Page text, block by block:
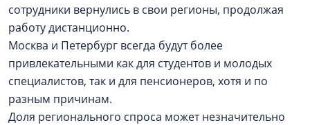
сотрудники вернулись в свои регионы, продолжая
работу дистанционно.
Москва и Петербург всегда будут более
привлекательными как для студентов и молодых
специалистов, так и для пенсионеров, хотя и по
разным причинам.
Доля регионального спроса может незначительно